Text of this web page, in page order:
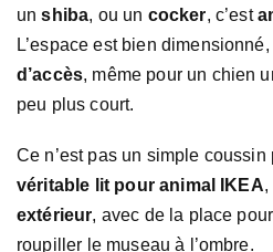
unshiba, ou un cocker, c’est
L’espace est bien
d’accès, même pour un chien
peu plus court.
Ce n’est pas un simple coussin
véritable lit pour animal IKEA,
extérieur, avec de la place
roupiller le museau à l’ombre.